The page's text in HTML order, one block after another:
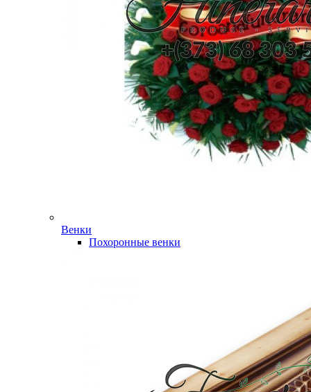
Венки
Похоронные венки